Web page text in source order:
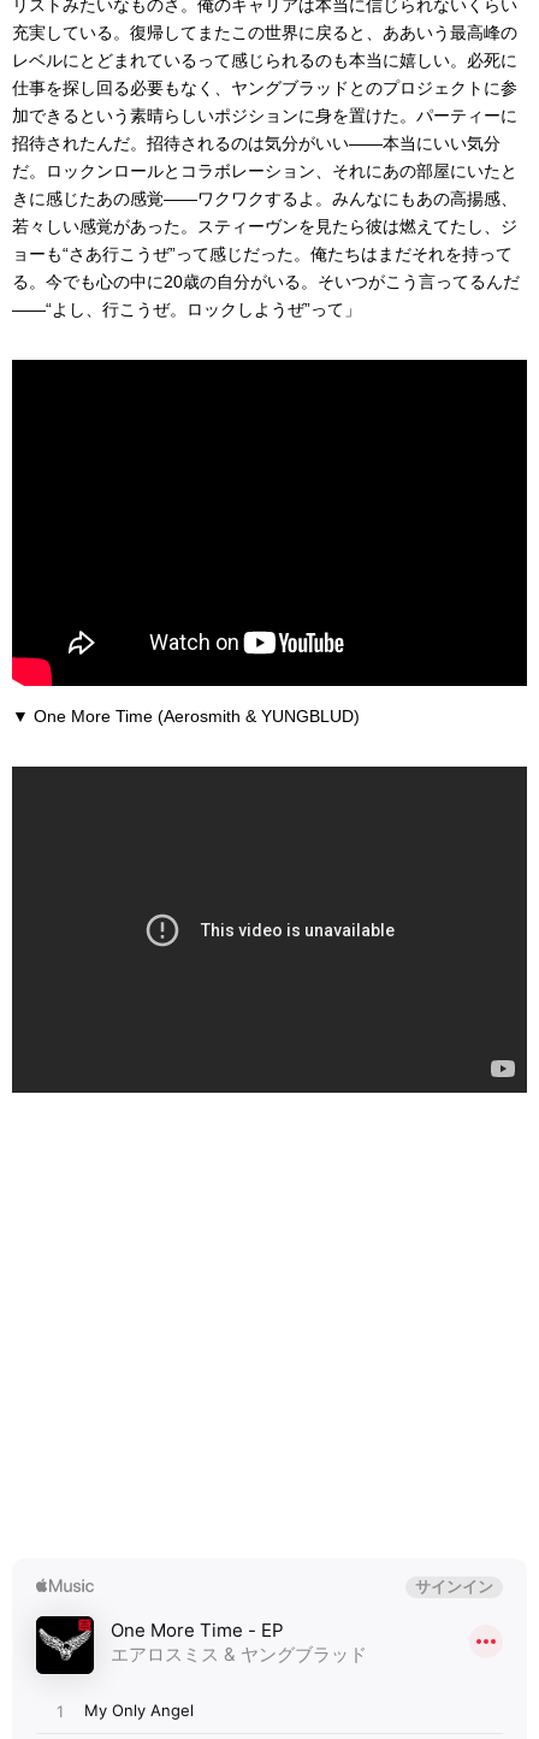
リストみたいなものさ。俺のキャリアは本当に信じられないくらい
充実している。復帰してまたこの世界に戻ると、ああいう最高峰の
レベルにとどまれているって感じられるのも本当に嬉しい。必死に
仕事を探し回る必要もなく、ヤングブラッドとのプロジェクトに参
加できるという素晴らしいポジションに身を置けた。パーティーに
招待されたんだ。招待されるのは気分がいい――本当にいい気分
だ。ロックンロールとコラボレーション、それにあの部屋にいたと
きに感じたあの感覚――ワクワクするよ。みんなにもあの高揚感、
若々しい感覚があった。スティーヴンを見たら彼は燃えてたし、ジ
ョーも“さあ行こうぜ”って感じだった。俺たちはまだそれを持って
る。今でも心の中に20歳の自分がいる。そいつがこう言ってるんだ
――“よし、行こうぜ。ロックしようぜ”って」
▼ One More Time (Aerosmith & YUNGBLUD)